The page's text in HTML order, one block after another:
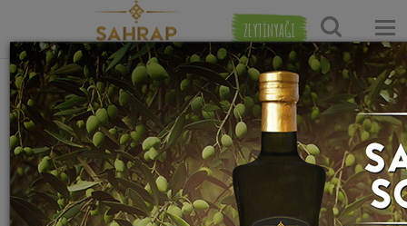
ZEYTİNYAĞI
Hakkımızda
10/11/1959
Gümüşhane
doğumlu
olan Sahrap